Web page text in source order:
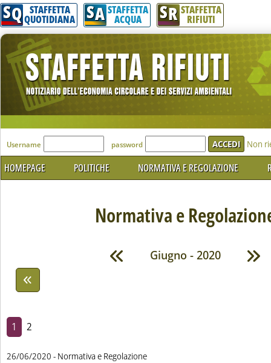
SQ STAFFETTA
QUOTIDIANA SA STAFFETTA
ACQUA SR STAFFETTA
RIFIUTI
'Modulo Login per accedere'
Username password Non
HOMEPAGE POLITICHE NORMATIVA E REGOLAZIONE
Normativa e
Giugno - 2020
1 2
26/06/2020 - Normativa e Regolazione